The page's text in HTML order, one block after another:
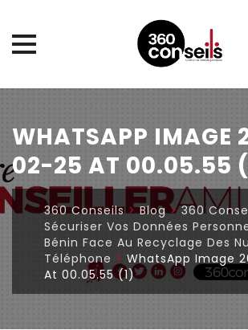
content
WHATSAPP IMAGE
02-25 AT 00.05.55
360 Conseils>Blog>360
Sécuriser Vos Données
Bénin Face Au Recyclage Des
Téléphone > WhatsApp Image
At 00.05.55 (1)